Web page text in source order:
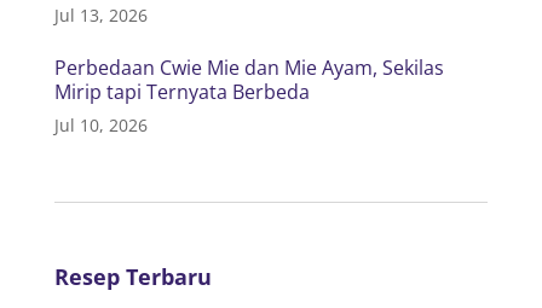
Jul 13, 2026
Perbedaan Cwie Mie dan Mie Ayam, Sekilas
Mirip tapi Ternyata Berbeda
Jul 10, 2026
Resep Terbaru